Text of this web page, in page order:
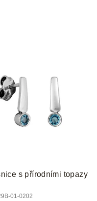
s přírodními topazy
01-0202